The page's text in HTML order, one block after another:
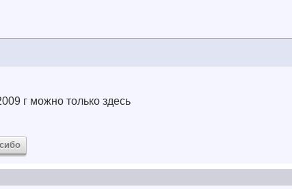
г можно только здесь